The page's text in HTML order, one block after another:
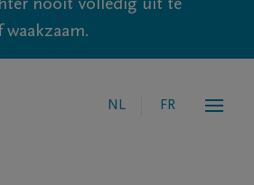
nooit volledig uit te
NL FR